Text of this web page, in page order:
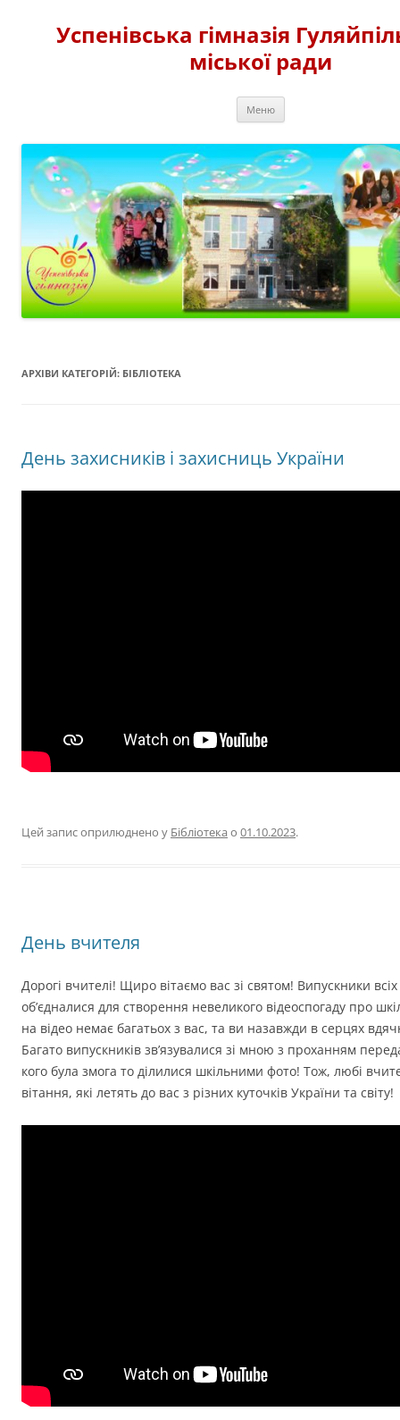
вмістуУспенівська гімназія
міської ради
Меню
АРХІВИ КАТЕГОРІЙ: БІБЛІОТЕКА
День захисників і захисниць України
Цей запис оприлюднено у Бібліотека о 01.10.2023.
День вчителя
Дорогі вчителі! Щиро вітаємо вас зі святом! Випускники всіх
об’єдналися для створення невеликого відеоспогаду про
на відео немає багатьох з вас, та ви назавжди в серцях
Багато випускників зв’язувалися зі мною з проханням
кого була змога то ділилися шкільними фото! Тож, любі
вітання, які летять до вас з різних куточків України та світу!